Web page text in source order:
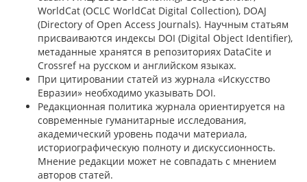
WorldCat (OCLC WorldCat Digital Collection), DOAJ
(Directory of Open Access Journals). Научным статьям
присваиваются индексы DOI (Digital Object Identifier),
метаданные хранятся в репозиториях DataCite и
Crossref на русском и английском языках.
При цитировании статей из журнала «Искусство
Евразии» необходимо указывать DOI.
Редакционная политика журнала ориентируется на
современные гуманитарные исследования,
академический уровень подачи материала,
историографическую полноту и дискуссионность.
Мнение редакции может не совпадать с мнением
авторов статей.